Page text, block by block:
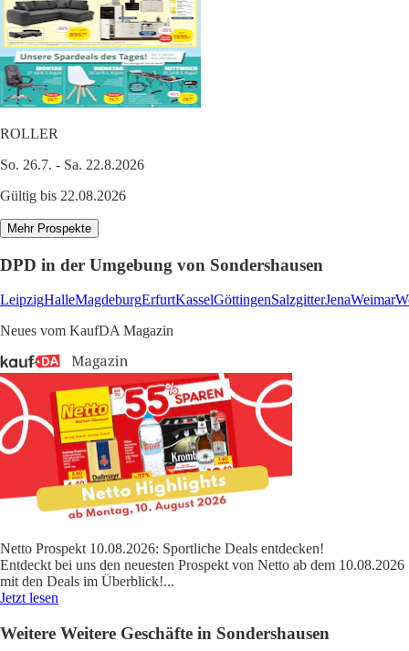
ROLLER
So. 26.7. - Sa. 22.8.2026
Gültig bis 22.08.2026
Mehr Prospekte
DPD in der Umgebung von Sondershausen
LeipzigHalleMagdeburgErfurtKasselGöttingenSalzgitterJenaWeimar
Neues vom KaufDA Magazin
Netto Prospekt 10.08.2026: Sportliche Deals entdecken!
Entdeckt bei uns den neuesten Prospekt von Netto ab dem 10.08.2026
mit den Deals im Überblick!...
Jetzt lesen
Weitere Weitere Geschäfte in Sondershausen